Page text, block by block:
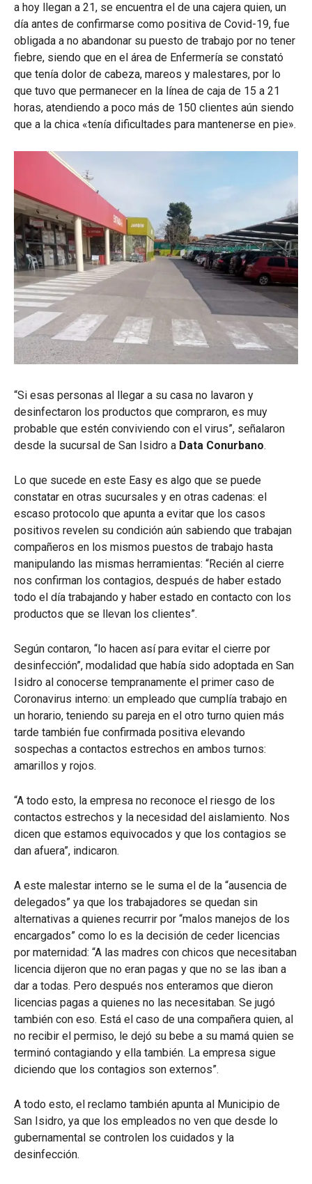
a hoy llegan a 21, se encuentra el de una cajera quien, un
día antes de confirmarse como positiva de Covid-19, fue
obligada a no abandonar su puesto de trabajo por no tener
fiebre, siendo que en el área de Enfermería se constató
que tenía dolor de cabeza, mareos y malestares, por lo
que tuvo que permanecer en la línea de caja de 15 a 21
horas, atendiendo a poco más de 150 clientes aún siendo
que a la chica «tenía dificultades para mantenerse en pie».
“Si esas personas al llegar a su casa no lavaron y
desinfectaron los productos que compraron, es muy
probable que estén conviviendo con el virus”, señalaron
desde la sucursal de San Isidro a Data Conurbano.
Lo que sucede en este Easy es algo que se puede
constatar en otras sucursales y en otras cadenas: el
escaso protocolo que apunta a evitar que los casos
positivos revelen su condición aún sabiendo que trabajan
compañeros en los mismos puestos de trabajo hasta
manipulando las mismas herramientas: “Recién al cierre
nos confirman los contagios, después de haber estado
todo el día trabajando y haber estado en contacto con los
productos que se llevan los clientes”.
Según contaron, “lo hacen así para evitar el cierre por
desinfección”, modalidad que había sido adoptada en San
Isidro al conocerse tempranamente el primer caso de
Coronavirus interno: un empleado que cumplía trabajo en
un horario, teniendo su pareja en el otro turno quien más
tarde también fue confirmada positiva elevando
sospechas a contactos estrechos en ambos turnos:
amarillos y rojos.
“A todo esto, la empresa no reconoce el riesgo de los
contactos estrechos y la necesidad del aislamiento. Nos
dicen que estamos equivocados y que los contagios se
dan afuera”, indicaron.
A este malestar interno se le suma el de la “ausencia de
delegados” ya que los trabajadores se quedan sin
alternativas a quienes recurrir por “malos manejos de los
encargados” como lo es la decisión de ceder licencias
por maternidad: “A las madres con chicos que necesitaban
licencia dijeron que no eran pagas y que no se las iban a
dar a todas. Pero después nos enteramos que dieron
licencias pagas a quienes no las necesitaban. Se jugó
también con eso. Está el caso de una compañera quien, al
no recibir el permiso, le dejó su bebe a su mamá quien se
terminó contagiando y ella también. La empresa sigue
diciendo que los contagios son externos”.
A todo esto, el reclamo también apunta al Municipio de
San Isidro, ya que los empleados no ven que desde lo
gubernamental se controlen los cuidados y la
desinfección.